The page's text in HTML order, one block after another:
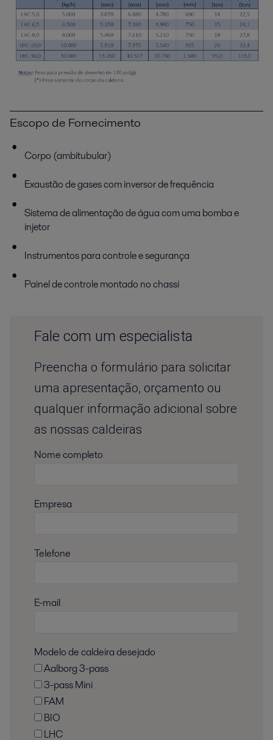
Escopo de Fornecimento
Corpo (ambitubular)
Exaustão de gases com inversor de frequência
Sistema de alimentação de água com uma bomba e
injetor
Instrumentos para controle e segurança
Painel de controle montado no chassi
Fale com um especialista
Preencha o formulário para solicitar
uma apresentação, orçamento ou
qualquer informação adicional sobre
as nossas caldeiras
Nome completo
Empresa
Telefone
E-mail
Modelo de caldeira desejado
Aalborg 3-pass
3-pass Mini
FAM
BIO
LHC